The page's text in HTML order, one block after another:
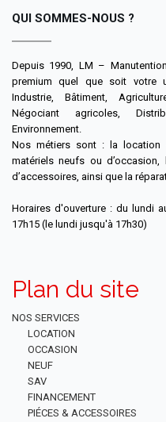
QUI SOMMES-NOUS ?
Depuis 1990, LM –
premium quel que soit votre
Industrie, Bâtiment,
Négociant agricoles,
Environnement.
Nos métiers sont : la location
matériels neufs ou
d’accessoires, ainsi que la
Horaires d'ouverture : du lundi
17h15 (le lundi jusqu'à 17h30)
Plan du site
NOS SERVICES
LOCATION
OCCASION
NEUF
SAV
FINANCEMENT
PIÉCES & ACCESSOIRES